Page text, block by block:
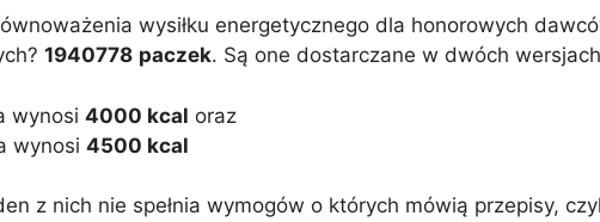
wysiłku energetycznego dla honorowych
1940778 paczek. Są one dostarczane w dwóch
wynosi 4000 kcal oraz
wynosi 4500 kcal
z nich nie spełnia wymogów o których mówią przepisy,